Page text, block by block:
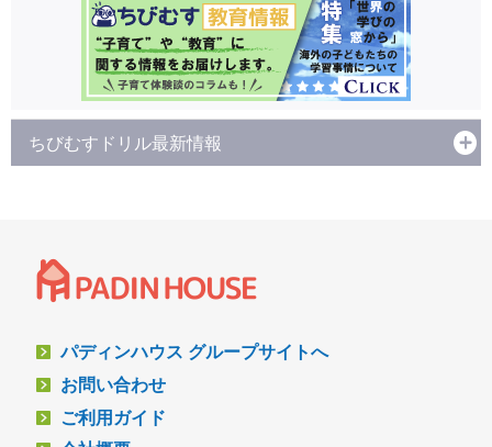
ちびむすドリル最新情報
パディンハウス グループサイトへ
お問い合わせ
ご利用ガイド